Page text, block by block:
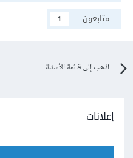
متابعون
1
اذهب إلى قائمة الأسئلة
إعلانات